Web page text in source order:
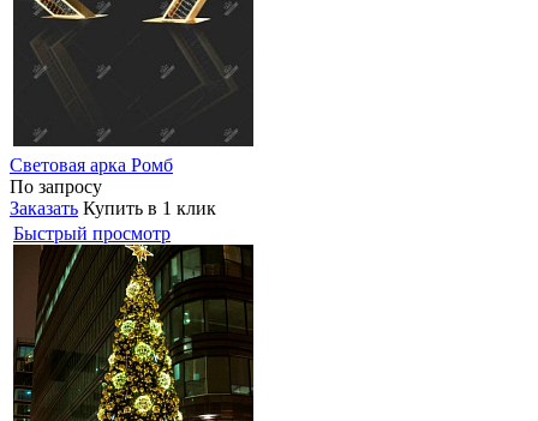
Световая арка Ромб
По запросу
Заказать Купить в 1 клик
Быстрый просмотр